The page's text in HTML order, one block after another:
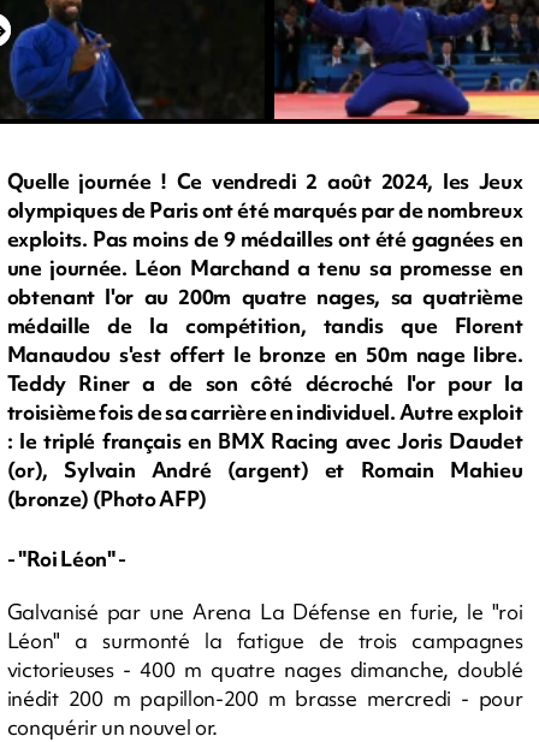
Quelle journée ! Ce vendredi 2 août 2024, les Jeux
olympiques de Paris ont été marqués par de nombreux
exploits. Pas moins de 9 médailles ont été gagnées en
une journée. Léon Marchand a tenu sa promesse en
obtenant l'or au 200m quatre nages, sa quatrième
médaille de la compétition, tandis que Florent
Manaudou s'est offert le bronze en 50m nage libre.
Teddy Riner a de son côté décroché l'or pour la
troisième fois de sa carrière en individuel. Autre exploit
: le triplé français en BMX Racing avec Joris Daudet
(or), Sylvain André (argent) et Romain Mahieu
(bronze) (Photo AFP)
- "Roi Léon" -
Galvanisé par une Arena La Défense en furie, le "roi
Léon" a surmonté la fatigue de trois campagnes
victorieuses - 400 m quatre nages dimanche, doublé
inédit 200 m papillon-200 m brasse mercredi - pour
conquérir un nouvel or.